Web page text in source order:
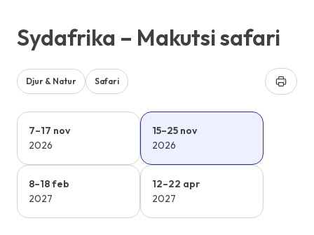
Sydafrika – Makutsi safari
Djur & Natur Safari
7–17 nov
2026
15–25 nov
2026
8–18 feb
2027
12–22 apr
2027